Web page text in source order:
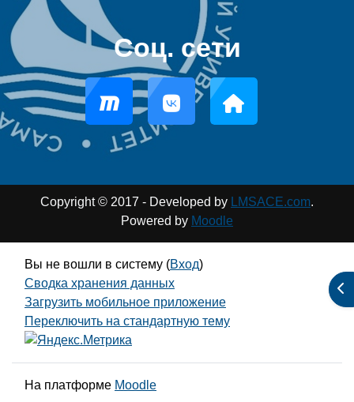
Соц. сети
Copyright © 2017 - Developed by LMSACE.com.
Powered by Moodle
Вы не вошли в систему (Вход)
Сводка хранения данных
Загрузить мобильное приложение
Переключить на стандартную тему
На платформе Moodle